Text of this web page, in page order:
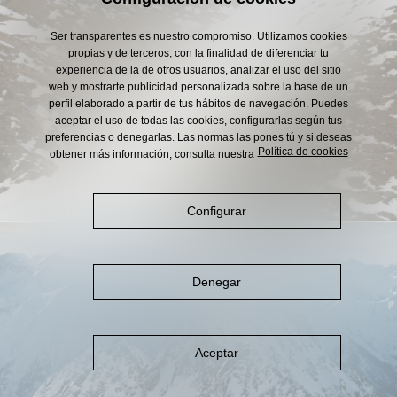
Altitud 1.800 m
Ser transparentes es nuestro compromiso. Utilizamos cookies
propias y de terceros, con la finalidad de diferenciar tu
experiencia de la de otros usuarios, analizar el uso del sitio
web y mostrarte publicidad personalizada sobre la base de un
perfil elaborado a partir de tus hábitos de navegación. Puedes
aceptar el uso de todas las cookies, configurarlas según tus
preferencias o denegarlas. Las normas las pones tú y si deseas
obtener más información, consulta nuestra Política de cookies
Configurar
Denegar
Aceptar